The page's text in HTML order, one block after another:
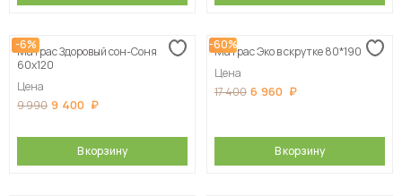
-6%
Матрас Здоровый сон-Соня
60х120
Цена
9 990 9 400
В корзину
-60%
Матрас Эко в скрутке 80*190
Цена
17 400 6 960
В корзину